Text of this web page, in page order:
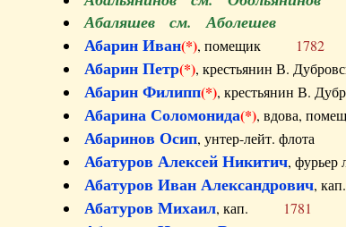
Абаляшев см. Аболешев
Абарин Иван(*), помещик 1782
Абарин Петр(*), крестьянин В.
Абарин Филипп(*), крестьянин В.
Абарина Соломонида(*), вдова,
Абаринов Осип, унтер-лейт. флота
Абатуров Алексей Никитич,
Абатуров Иван Александрович,
Абатуров Михаил, кап. 1781